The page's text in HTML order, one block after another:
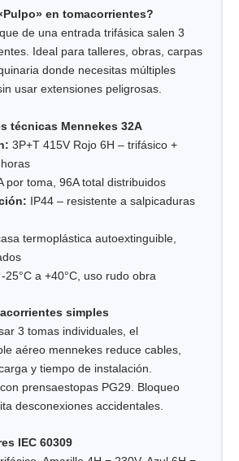
en tomacorrientes?
de una entrada trifásica salen 3
Ideal para talleres, obras, carpas
donde necesitas múltiples
usar extensiones peligrosas.
técnicas Mennekes 32A
3P+T 415V Rojo 6H – trifásico +
por toma, 96A total distribuidos
IP44 – resistente a salpicaduras
termoplástica autoextinguible,
-25°C a +40°C, uso rudo obra
simples
3 tomas individuales, el
aéreo mennekes reduce cables,
y tiempo de instalación.
prensaestopas PG29. Bloqueo
desconexiones accidentales.
IEC 60309